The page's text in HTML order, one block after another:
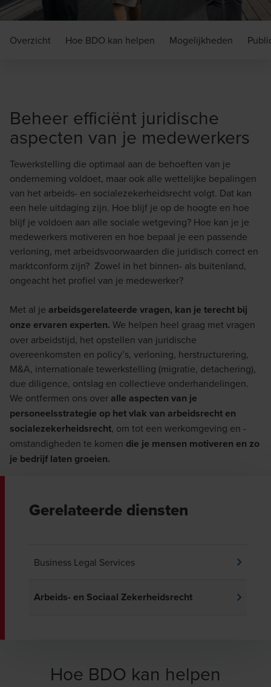
Overzicht Hoe BDO kan helpen Mogelijkheden
Beheer efficiënt juridische
aspecten van je medewerkers
Tewerkstelling die optimaal aan de behoeften van je
onderneming voldoet, maar ook alle wettelijke bepalingen
van het arbeids- en socialezekerheidsrecht volgt. Dat kan
een hele uitdaging zijn. Hoe blijf je op de hoogte en hoe
blijf je voldoen aan alle sociale wetgeving? Hoe kan je je
medewerkers motiveren en hoe bepaal je een passende
verloning, met arbeidsvoorwaarden die juridisch correct en
marktconform zijn? Zowel in het binnen- als buitenland,
ongeacht het profiel van je medewerker?
Met al je arbeidsgerelateerde vragen, kan je terecht bij
onze ervaren experten. We helpen heel graag met vragen
over arbeidstijd, het opstellen van juridische
overeenkomsten en policy’s, verloning, herstructurering,
M&A, internationale tewerkstelling (migratie, detachering),
due diligence, ontslag en collectieve onderhandelingen.
We ontfermen ons over alle aspecten van je
personeelsstrategie op het vlak van arbeidsrecht en
socialezekerheidsrecht, om tot een werkomgeving en -
omstandigheden te komen die je mensen motiveren en zo
je bedrijf laten groeien.
Gerelateerde diensten
Business Legal Services
Arbeids- en Sociaal Zekerheidsrecht
Hoe BDO kan helpen